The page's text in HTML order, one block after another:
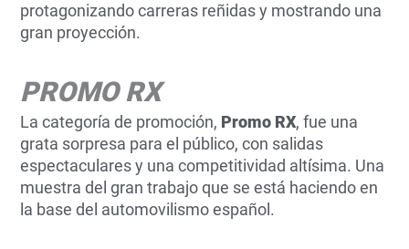
protagonizando carreras reñidas y mostrando una
gran proyección.
PROMO RX
La categoría de promoción, Promo RX, fue una
grata sorpresa para el público, con salidas
espectaculares y una competitividad altísima. Una
muestra del gran trabajo que se está haciendo en
la base del automovilismo español.